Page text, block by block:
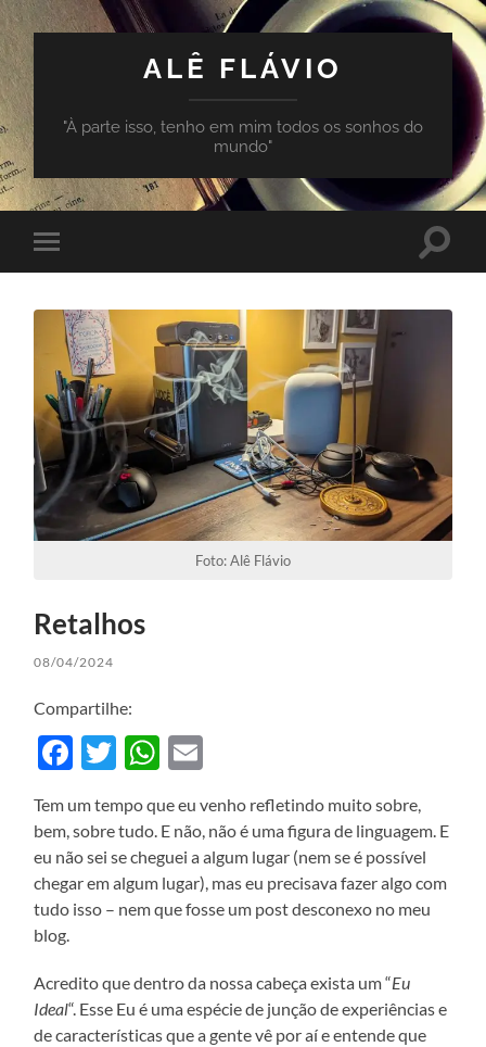
ALÊ FLÁVIO
"À parte isso, tenho em mim todos os sonhos do
mundo"
Toggle
mobile
Toggle
Foto: Alê Flávio
Retalhos
08/04/2024
Compartilhe:
Facebook
TwitterWhatsApp
Tem um tempo que eu venho refletindo muito sobre,
bem, sobre tudo. E não, não é uma figura de linguagem. E
eu não sei se cheguei a algum lugar (nem se é possível
chegar em algum lugar), mas eu precisava fazer algo com
tudo isso – nem que fosse um post desconexo no meu
blog.
Acredito que dentro da nossa cabeça exista um “Eu
Ideal“. Esse Eu é uma espécie de junção de experiências e
de características que a gente vê por aí e entende que